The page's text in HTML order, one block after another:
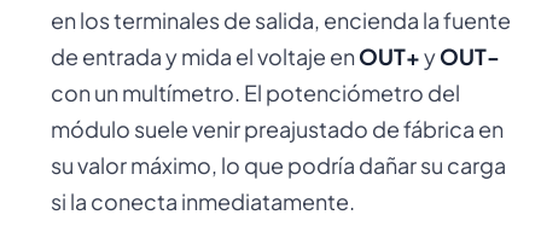
en los terminales de salida, encienda la fuente
de entrada y mida el voltaje enOUT+yOUT-
con un multímetro. El potenciómetro del
módulo suele venir preajustado de fábrica en
su valor máximo, lo que podría dañar su carga
si la conecta inmediatamente.